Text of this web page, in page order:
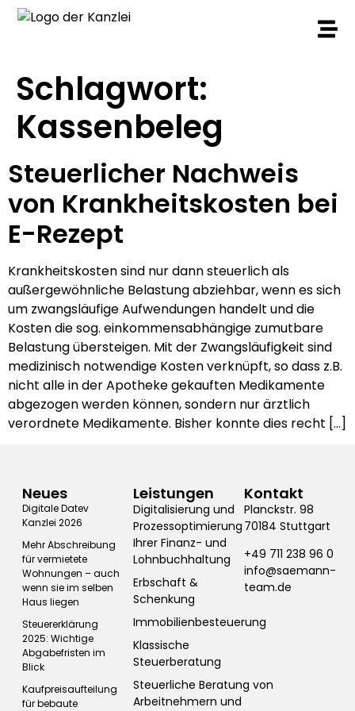
Schlagwort:
Kassenbeleg
Steuerlicher Nachweis
von Krankheitskosten bei
E-Rezept
Krankheitskosten sind nur dann steuerlich als
außergewöhnliche Belastung abziehbar, wenn es sich
um zwangsläufige Aufwendungen handelt und die
Kosten die sog. einkommensabhängige zumutbare
Belastung übersteigen. Mit der Zwangsläufigkeit sind
medizinisch notwendige Kosten verknüpft, so dass z.B.
nicht alle in der Apotheke gekauften Medikamente
abgezogen werden können, sondern nur ärztlich
verordnete Medikamente. Bisher konnte dies recht […]
Neues
Digitale Datev
Kanzlei 2026
Mehr Abschreibung
für vermietete
Wohnungen – auch
wenn sie im selben
Haus liegen
Steuererklärung
2025: Wichtige
Abgabefristen im
Blick
Kaufpreisaufteilung
für bebaute
Leistungen
Digitalisierung und
Prozessoptimierung
Ihrer Finanz- und
Lohnbuchhaltung
Erbschaft &
Schenkung
Immobilienbesteuerung
Klassische
Steuerberatung
Steuerliche Beratung von
Arbeitnehmern und
Kontakt
Planckstr. 98
70184 Stuttgart
+49 711 238 96 0
info@saemann-
team.de